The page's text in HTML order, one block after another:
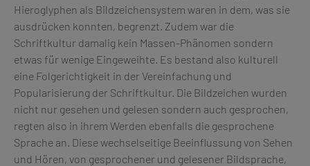
Hieroglyphen als Bildzeichensystem waren in dem, was sie
ausdrücken konnten, begrenzt. Zudem war die
Schriftkultur damalig kein Massen-Phänomen sondern
etwas für wenige Eingeweihte. Es bestand also kulturell
eine Folgerichtigkeit in der Vereinfachung und
Popularisierung der Schriftkultur. Die Bildzeichen wurden
nicht nur gesehen und gelesen sondern auch gesprochen,
regten also in ihrem Werden ebenfalls die gesprochene
Sprache an. Diese wechselseitige Beeinflussung von Sehen
und Hören, von gesprochener und gelesener Bildsprache,